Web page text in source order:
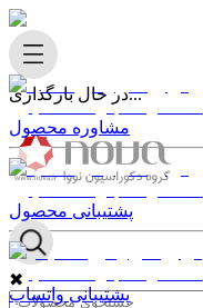
در حال بارگذاری...
✖
مشاوره محصول
پشتیبانی محصول
پشتیبانی واتساپ